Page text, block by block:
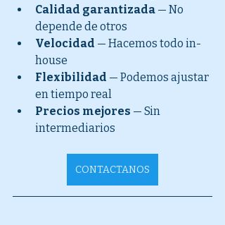
Calidad garantizada — No
depende de otros
Velocidad — Hacemos todo in-
house
Flexibilidad — Podemos ajustar
en tiempo real
Precios mejores — Sin
intermediarios
CONTACTANOS